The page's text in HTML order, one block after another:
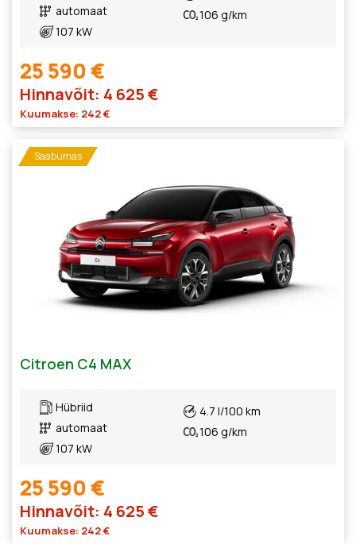
automaat
107 kW
106 g/km
25 590 €
Hinnavõit: 4 625 €
Kuumakse: 242 €
Saabumas
Citroen C4 MAX
Hübriid
automaat
107 kW
4.7 l/100 km
106 g/km
25 590 €
Hinnavõit: 4 625 €
Kuumakse: 242 €